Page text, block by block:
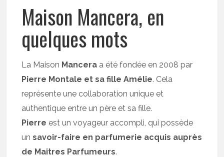
Maison Mancera, en
quelques mots
La Maison Mancera a été fondée en 2008 par
Pierre Montale et sa fille Amélie. Cela
représente une collaboration unique et
authentique entre un père et sa fille.
Pierre est un voyageur accompli, qui possède
unsavoir-faire en parfumerie acquis auprès
de Maitres Parfumeurs.